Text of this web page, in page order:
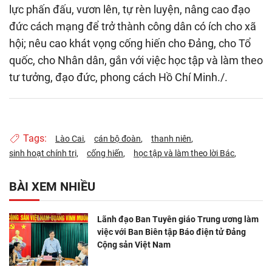
lực phấn đấu, vươn lên, tự rèn luyện, nâng cao đạo
đức cách mạng để trở thành công dân có ích cho xã
hội; nêu cao khát vọng cống hiến cho Đảng, cho Tổ
quốc, cho Nhân dân, gắn với việc học tập và làm theo
tư tưởng, đạo đức, phong cách Hồ Chí Minh./.
Tags: Lào Cai cán bộ đoàn
thanh niên
sinh hoạt chính trị
cống hiến học tập và làm theo lời Bác
BÀI XEM NHIỀU
Lãnh đạo Ban Tuyên giáo Trung ương làm
việc với Ban Biên tập Báo điện tử Đảng
Cộng sản Việt Nam